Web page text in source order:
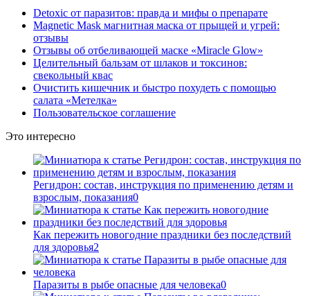
Detoxic от паразитов: правда и мифы о препарате
Magnetic Mask магнитная маска от прыщей и угрей:
отзывы
Отзывы об отбеливающей маске «Miracle Glow»
Целительный бальзам от шлаков и токсинов:
свекольный квас
Очистить кишечник и быстро похудеть с помощью
салата «Метелка»
Пользовательское соглашение
Это интересно
Регидрон: состав, инструкция по применению детям и
взрослым, показания0
Как пережить новогодние праздники без последствий
для здоровья2
Паразиты в рыбе опасные для человека0